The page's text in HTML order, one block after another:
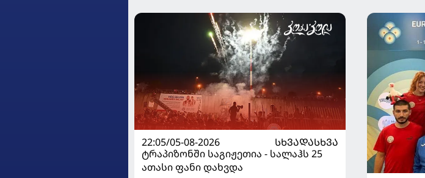
22:05/05-08-2026
ᲡᲮᲕᲐᲓᲐᲡᲮᲕᲐ
ტრაპიზონში საგიჟეთია - სალაჰს 25
ათასი ფანი დახვდა